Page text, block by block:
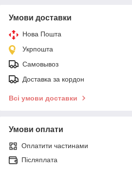
Умови доставки
Нова Пошта
Укрпошта
Самовывоз
Доставка за кордон
Всі умови доставки
Умови оплати
Оплатити частинами
Післяплата